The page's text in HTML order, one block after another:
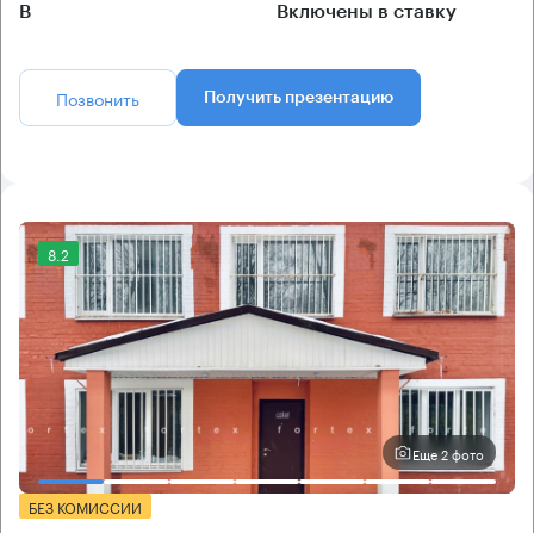
B Включены в ставку
Позвонить Получить презентацию
8.2
Еще 2 фото
БЕЗ КОМИССИИ